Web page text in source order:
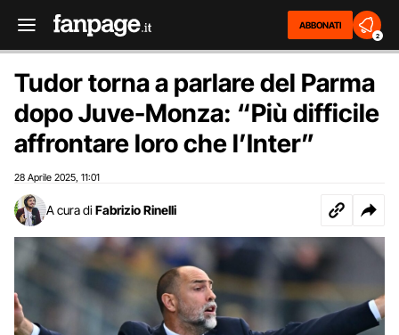
ABBONATI
2
Tudor torna a parlare del Parma
dopo Juve-Monza: “Più difficile
affrontare loro che l’Inter”
28 Aprile 2025 11:01
A cura di Fabrizio Rinelli